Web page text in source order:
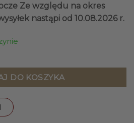
Ze względu na okres
nastąpi od 10.08.2026 r.
Miami prostokątna, srebrne
DO KOSZYKA